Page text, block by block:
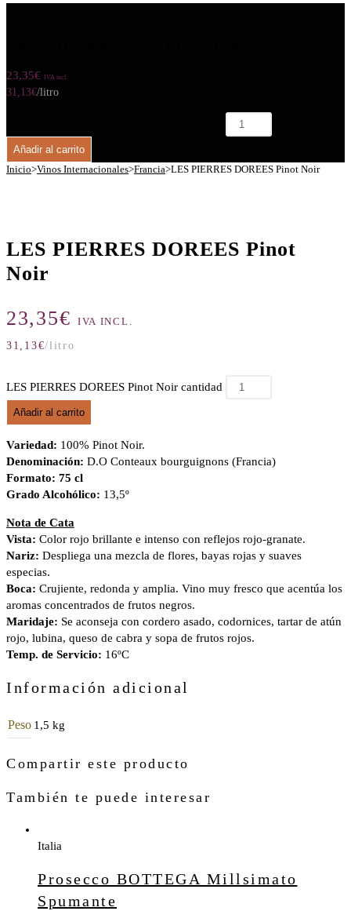
23,35€ IVA incl.
31,13€/litro
Añadir al carrito
Inicio>Vinos Internacionales>Francia>LES PIERRES DOREES Pinot Noir
LES PIERRES DOREES Pinot
Noir
23,35€ IVA INCL.
31,13€/litro
LES PIERRES DOREES Pinot Noir cantidad
Añadir al carrito
Variedad: 100% Pinot Noir.
Denominación: D.O Conteaux bourguignons (Francia)
Formato: 75 cl
Grado Alcohólico: 13,5º
Nota de Cata
Vista: Color rojo brillante e intenso con reflejos rojo-granate.
Nariz: Despliega una mezcla de flores, bayas rojas y suaves
especias.
Boca: Crujiente, redonda y amplia. Vino muy fresco que acentúa los
aromas concentrados de frutos negros.
Maridaje: Se aconseja con cordero asado, codornices, tartar de atún
rojo, lubina, queso de cabra y sopa de frutos rojos.
Temp. de Servicio: 16ºC
Información adicional
Peso 1,5 kg
Compartir este producto
También te puede interesar
Italia
Prosecco BOTTEGA Millsimato
Spumante